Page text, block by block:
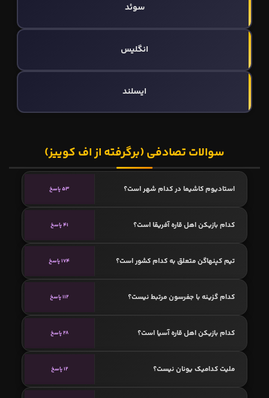
سوئد
انگلیس
ایسلند
سوالات تصادفی (برگرفته از اف کوییز)
استادیوم کاشیما در کدام شهر است؟ 53 پاسخ
کدام بازیکن اهل قاره آفریقا است؟ 41 پاسخ
تیم کپنهاگن متعلق به کدام کشور است؟ 174 پاسخ
کدام گزینه با جفرسون مرتبط نیست؟ 112 پاسخ
کدام بازیکن اهل قاره آسیا است؟ 28 پاسخ
ملیت کدامیک یونان نیست؟ 12 پاسخ